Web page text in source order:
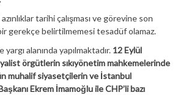
tarihi çalışması ve görevine son
gerekçe belirtilmemesi tesadüf olamaz.
alanında yapılmaktadır. 12 Eylül
örgütlerin sıkıyönetim mahkemelerinde
muhalif siyasetçilerin ve İstanbul
Ekrem İmamoğlu ile CHP’li bazı